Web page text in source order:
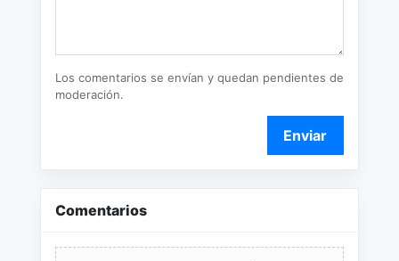
Los comentarios se envían y quedan pendientes de
moderación.
Enviar
Comentarios